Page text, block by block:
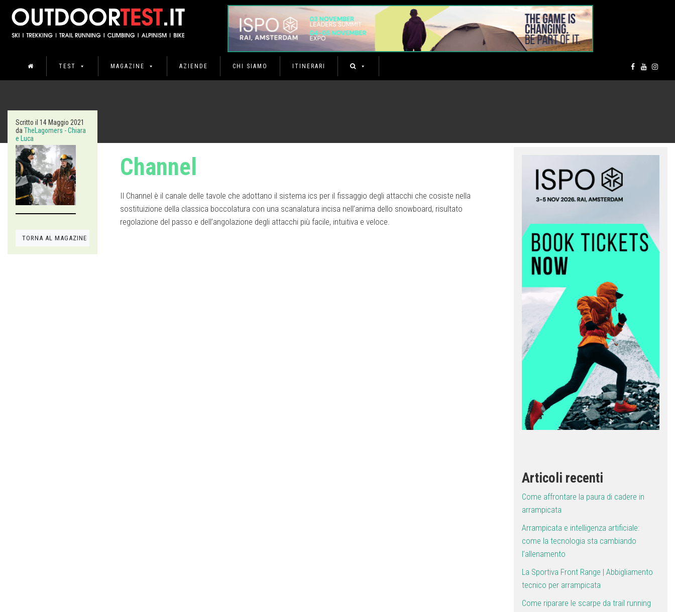
TEST MAGAZINE AZIENDE CHI SIAMO ITINERARI
Scritto il 14 Maggio 2021
da TheLagomers - Chiara
e Luca
TORNA AL MAGAZINE
Channel
Il Channel è il canale delle tavole che adottano il sistema ics per il fissaggio degli attacchi che cosiste nella
sostituizione della classica boccolatura con una scanalatura incisa nell’anima dello snowboard, risultato
regolazione del passo e dell’angolazione degli attacchi più facile, intuitiva e veloce.
Articoli recenti
Come affrontare la paura di cadere in
arrampicata
Arrampicata e intelligenza artificiale:
come la tecnologia sta cambiando
l’allenamento
La Sportiva Front Range | Abbigliamento
tecnico per arrampicata
Come riparare le scarpe da trail running